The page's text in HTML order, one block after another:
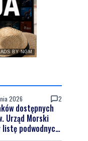
ADS BY NGM
2026 2
dostępnych
Urząd Morski
listę podwodnych